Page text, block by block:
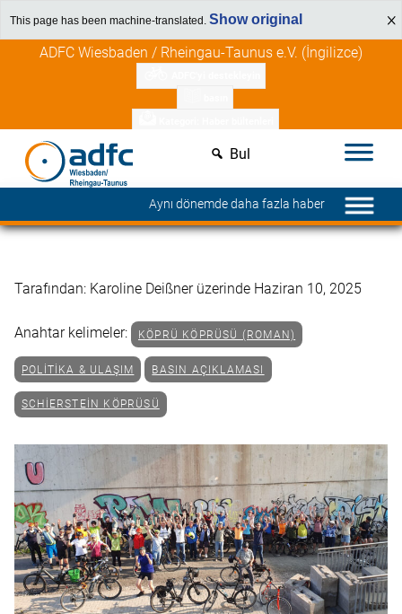
This page has been machine-translated. Show original
Üye avantajlarını keşfedin
ADFC Wiesbaden / Rheingau-Taunus e.V. (İngilizce)
Bul
Aynı dönemde daha fazla haber
Tarafından: Karoline Deißner üzerinde Haziran 10, 2025
Anahtar kelimeler: KÖPRÜ KÖPRÜSÜ (ROMAN)
POLITIKA & ULAŞIM BASIN AÇIKLAMASI
SCHIERSTEIN KÖPRÜSÜ